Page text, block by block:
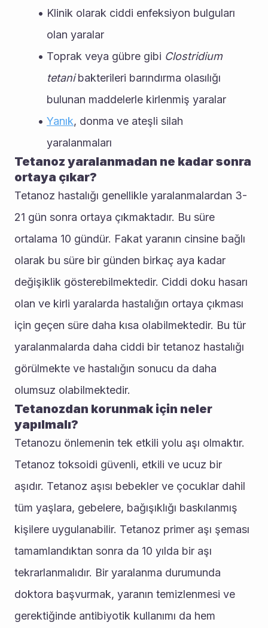
Klinik olarak ciddi enfeksiyon bulguları
olan yaralar
Toprak veya gübre gibi Clostridium
tetani bakterileri barındırma olasılığı
bulunan maddelerle kirlenmiş yaralar
Yanık, donma ve ateşli silah
yaralanmaları
Tetanoz yaralanmadan ne kadar sonra
ortaya çıkar?
Tetanoz hastalığı genellikle yaralanmalardan 3-
21 gün sonra ortaya çıkmaktadır. Bu süre
ortalama 10 gündür. Fakat yaranın cinsine bağlı
olarak bu süre bir günden birkaç aya kadar
değişiklik gösterebilmektedir. Ciddi doku hasarı
olan ve kirli yaralarda hastalığın ortaya çıkması
için geçen süre daha kısa olabilmektedir. Bu tür
yaralanmalarda daha ciddi bir tetanoz hastalığı
görülmekte ve hastalığın sonucu da daha
olumsuz olabilmektedir.
Tetanozdan korunmak için neler
yapılmalı?
Tetanozu önlemenin tek etkili yolu aşı olmaktır.
Tetanoz toksoidi güvenli, etkili ve ucuz bir
aşıdır. Tetanoz aşısı bebekler ve çocuklar dahil
tüm yaşlara, gebelere, bağışıklığı baskılanmış
kişilere uygulanabilir. Tetanoz primer aşı şeması
tamamlandıktan sonra da 10 yılda bir aşı
tekrarlanmalıdır. Bir yaralanma durumunda
doktora başvurmak, yaranın temizlenmesi ve
gerektiğinde antibiyotik kullanımı da hem